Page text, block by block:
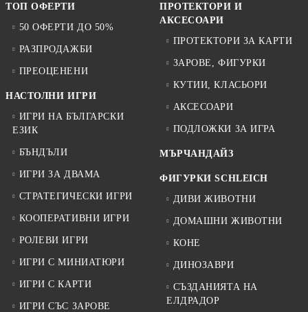
ТОП ОФЕРТИ
50 ОФЕРТИ ДО 50%
РАЗПРОДАЖБИ
ПРЕОЦЕНЕНИ
НАСТОЛНИ ИГРИ
ИГРИ НА БЪЛГАРСКИ
ЕЗИК
БЪНДЪЛИ
ИГРИ ЗА ДВАМА
СТРАТЕГИЧЕСКИ ИГРИ
КООПЕРАТИВНИ ИГРИ
РОЛЕВИ ИГРИ
ИГРИ С МИНИАТЮРИ
ИГРИ С КАРТИ
ИГРИ СЪС ЗАРОВЕ
ПРОТЕКТОРИ И
АКСЕСОАРИ
ПРОТЕКТОРИ ЗА КАРТИ
ЗАРОВЕ, ФИГУРКИ
КУТИИ, КЛАСЬОРИ
АКСЕСОАРИ
ПОДЛОЖКИ ЗА ИГРА
МЪРЧАНДАЙЗ
ФИГУРКИ SCHLEICH
ДИВИ ЖИВОТНИ
ДОМАШНИ ЖИВОТНИ
КОНЕ
ДИНОЗАВРИ
СЪЗДАНИЯТА НА
ЕЛДРАДОР